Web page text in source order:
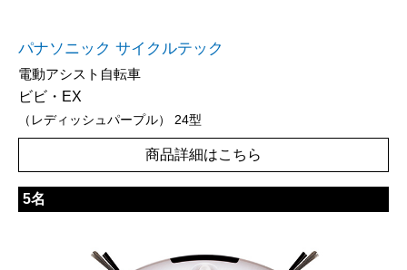
パナソニック サイクルテック
電動アシスト自転車
ビビ・EX
（レディッシュパープル） 24型
商品詳細はこちら
5名